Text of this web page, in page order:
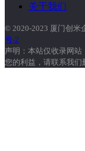
关于我们
© 2020-2023 厦门创米
号-2
声明：本站仅收录网站
您的利益，请联系我们